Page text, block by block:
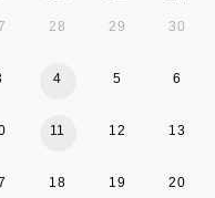
28 29 30
4 5 6
11 12 13
18 19 20